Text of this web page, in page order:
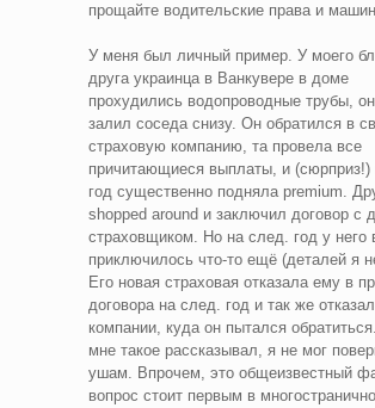
прощайте водительские права и
У меня был личный пример. У моего
друга украинца в Ванкувере в доме
прохудились водопроводные трубы,
залил соседа снизу. Он обратился в
страховую компанию, та провела все
причитающиеся выплаты, и (сюрприз!)
год существенно подняла premium.
shopped around и заключил договор с
страховщиком. Но на след. год у него
приключилось что-то ещё (деталей я
Его новая страховая отказала ему в
договора на след. год и так же
компании, куда он пытался
мне такое рассказывал, я не мог
ушам. Впрочем, это общеизвестный
вопрос стоит первым в